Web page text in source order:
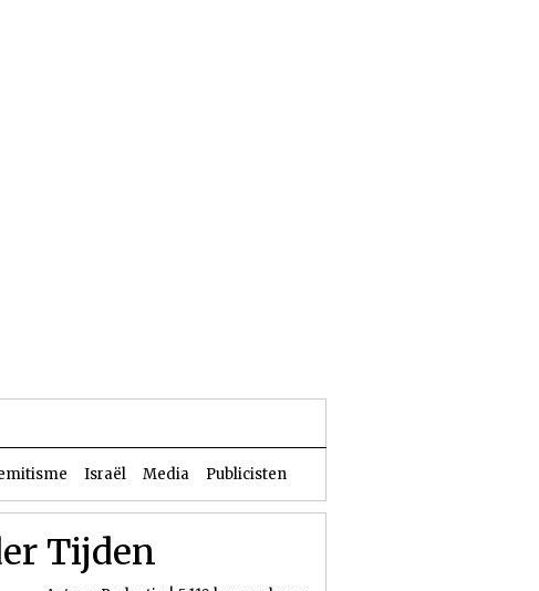
Israël Media Publicisten
Tijden